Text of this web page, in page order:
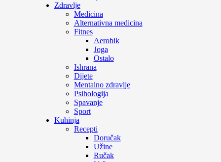
Zdravlje
Medicina
Alternativna medicina
Fitnes
Aerobik
Joga
Ostalo
Ishrana
Dijete
Mentalno zdravlje
Psihologija
Spavanje
Sport
Kuhinja
Recepti
Doručak
Užine
Ručak